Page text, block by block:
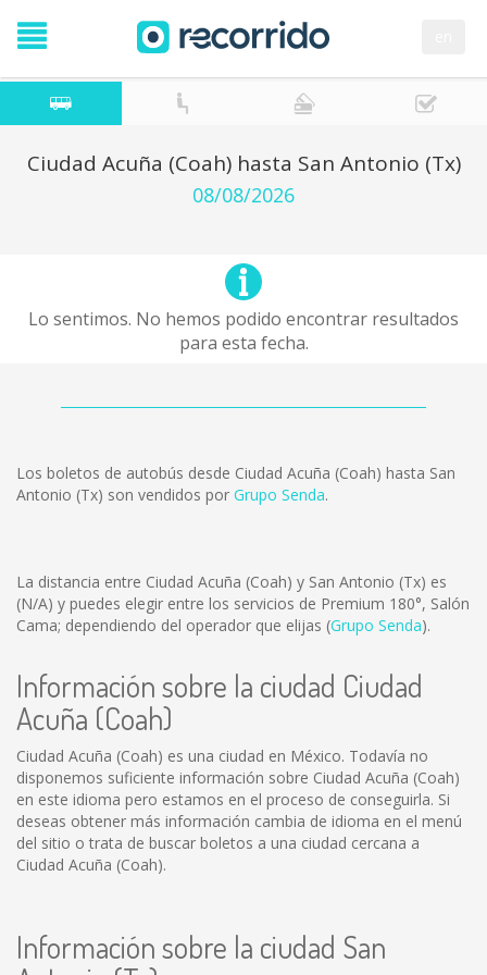
Ciudad Acuña (Coah) hasta San Antonio (Tx)
08/08/2026
Lo sentimos. No hemos podido encontrar resultados
para esta fecha.
Los boletos de autobús desde Ciudad Acuña (Coah) hasta San
Antonio (Tx) son vendidos por Grupo Senda.
La distancia entre Ciudad Acuña (Coah) y San Antonio (Tx) es
(N/A) y puedes elegir entre los servicios de Premium 180°, Salón
Cama; dependiendo del operador que elijas (Grupo Senda).
Información sobre la ciudad Ciudad
Acuña (Coah)
Ciudad Acuña (Coah) es una ciudad en México. Todavía no
disponemos suficiente información sobre Ciudad Acuña (Coah)
en este idioma pero estamos en el proceso de conseguirla. Si
deseas obtener más información cambia de idioma en el menú
del sitio o trata de buscar boletos a una ciudad cercana a
Ciudad Acuña (Coah).
Información sobre la ciudad San